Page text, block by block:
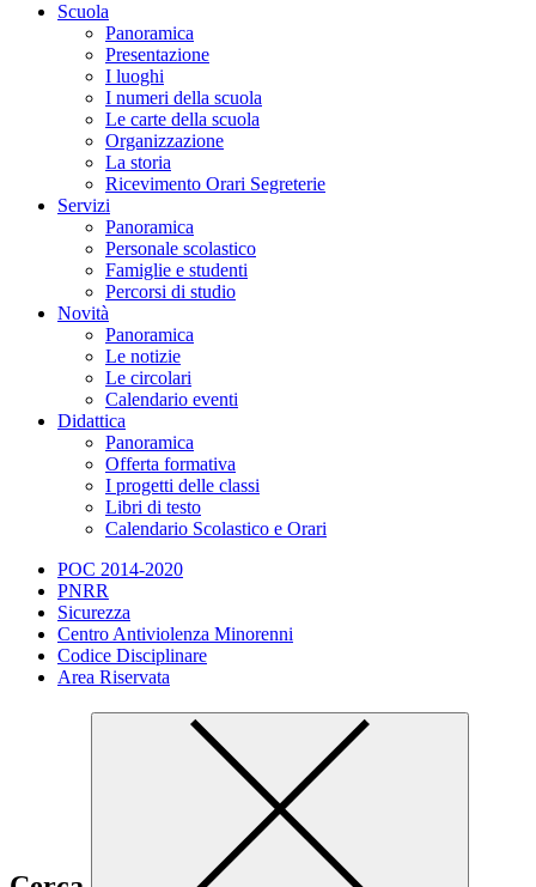
Scuola
Panoramica
Presentazione
I luoghi
I numeri della scuola
Le carte della scuola
Organizzazione
La storia
Ricevimento Orari Segreterie
Servizi
Panoramica
Personale scolastico
Famiglie e studenti
Percorsi di studio
Novità
Panoramica
Le notizie
Le circolari
Calendario eventi
Didattica
Panoramica
Offerta formativa
I progetti delle classi
Libri di testo
Calendario Scolastico e Orari
POC 2014-2020
PNRR
Sicurezza
Centro Antiviolenza Minorenni
Codice Disciplinare
Area Riservata